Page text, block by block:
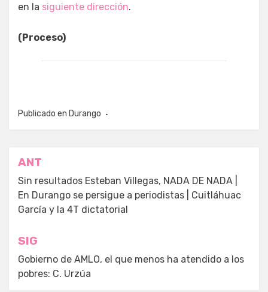
en la siguiente dirección.
(Proceso)
Publicado en Durango
Navegación
de
entradas
ANT
Sin resultados Esteban Villegas, NADA DE NADA |
En Durango se persigue a periodistas | Cuitláhuac
García y la 4T dictatorial
SIG
Gobierno de AMLO, el que menos ha atendido a los
pobres: C. Urzúa